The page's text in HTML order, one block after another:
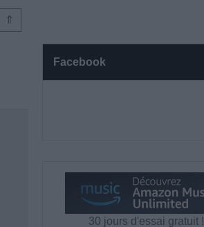
Facebook
30 jours d'essai gratuit !
⇑